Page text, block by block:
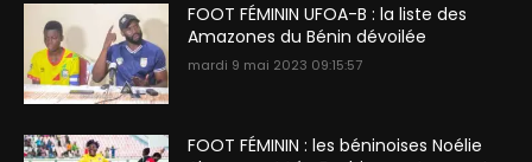
FOOT FÉMININ UFOA-B : la liste des
Amazones du Bénin dévoilée
mardi 9 mai 2023 09:15:57
FOOT FÉMININ : les béninoises Noélie